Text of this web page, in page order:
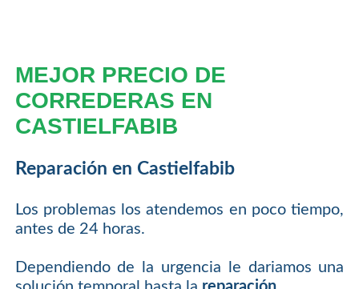
MEJOR PRECIO DE
CORREDERAS EN
CASTIELFABIB
Reparación en Castielfabib
Los problemas los atendemos en poco tiempo,
antes de 24 horas.
Dependiendo de la urgencia le dariamos una